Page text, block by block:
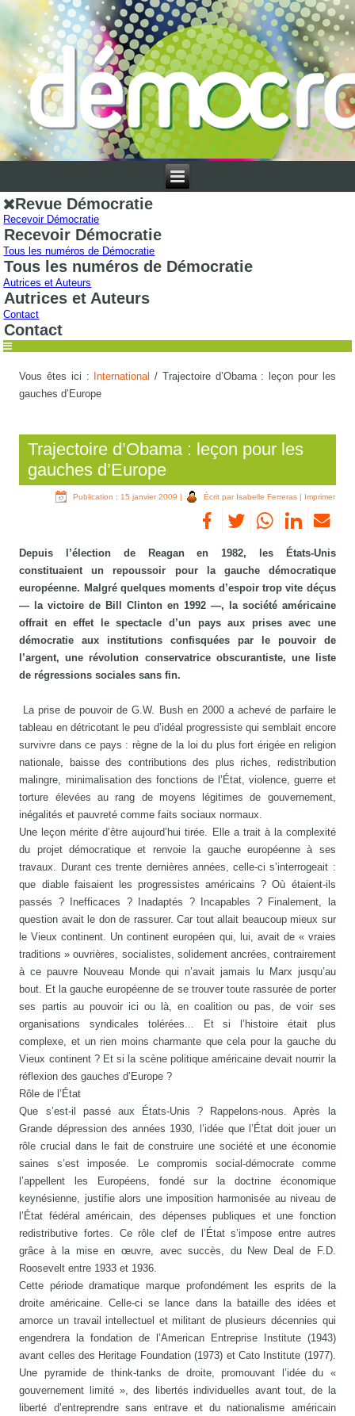
Revue Démocratie
Recevoir Démocratie
Recevoir Démocratie
Tous les numéros de Démocratie
Tous les numéros de Démocratie
Autrices et Auteurs
Autrices et Auteurs
Contact
Contact
Vous êtes ici : International / Trajectoire d’Obama : leçon pour les
gauches d’Europe
Trajectoire d’Obama : leçon pour les
gauches d’Europe
Publication : 15 janvier 2009 | Écrit par Isabelle Ferreras| Imprimer
Depuis l’élection de Reagan en 1982, les États-Unis
constituaient un repoussoir pour la gauche démocratique
européenne. Malgré quelques moments d’espoir trop vite déçus
— la victoire de Bill Clinton en 1992 —, la société américaine
offrait en effet le spectacle d’un pays aux prises avec une
démocratie aux institutions confisquées par le pouvoir de
l’argent, une révolution conservatrice obscurantiste, une liste
de régressions sociales sans fin.
La prise de pouvoir de G.W. Bush en 2000 a achevé de parfaire le
tableau en détricotant le peu d’idéal progressiste qui semblait encore
survivre dans ce pays : règne de la loi du plus fort érigée en religion
nationale, baisse des contributions des plus riches, redistribution
malingre, minimalisation des fonctions de l’État, violence, guerre et
torture élevées au rang de moyens légitimes de gouvernement,
inégalités et pauvreté comme faits sociaux normaux.
Une leçon mérite d’être aujourd’hui tirée. Elle a trait à la complexité
du projet démocratique et renvoie la gauche européenne à ses
travaux. Durant ces trente dernières années, celle-ci s’interrogeait :
que diable faisaient les progressistes américains ? Où étaient-ils
passés ? Inefficaces ? Inadaptés ? Incapables ? Finalement, la
question avait le don de rassurer. Car tout allait beaucoup mieux sur
le Vieux continent. Un continent européen qui, lui, avait de « vraies
traditions » ouvrières, socialistes, solidement ancrées, contrairement
à ce pauvre Nouveau Monde qui n’avait jamais lu Marx jusqu’au
bout. Et la gauche européenne de se trouver toute rassurée de porter
ses partis au pouvoir ici ou là, en coalition ou pas, de voir ses
organisations syndicales tolérées... Et si l’histoire était plus
complexe, et un rien moins charmante que cela pour la gauche du
Vieux continent ? Et si la scène politique américaine devait nourrir la
réflexion des gauches d’Europe ?
Rôle de l’État
Que s’est-il passé aux États-Unis ? Rappelons-nous. Après la
Grande dépression des années 1930, l’idée que l’État doit jouer un
rôle crucial dans le fait de construire une société et une économie
saines s’est imposée. Le compromis social-démocrate comme
l’appellent les Européens, fondé sur la doctrine économique
keynésienne, justifie alors une imposition harmonisée au niveau de
l’État fédéral américain, des dépenses publiques et une fonction
redistributive fortes. Ce rôle clef de l’État s’impose entre autres
grâce à la mise en œuvre, avec succès, du New Deal de F.D.
Roosevelt entre 1933 et 1936.
Cette période dramatique marque profondément les esprits de la
droite américaine. Celle-ci se lance dans la bataille des idées et
amorce un travail intellectuel et militant de plusieurs décennies qui
engendrera la fondation de l’American Entreprise Institute (1943)
avant celles des Heritage Foundation (1973) et Cato Institute (1977).
Une pyramide de think-tanks de droite, promouvant l’idée du «
gouvernement limité », des libertés individuelles avant tout, de la
liberté d’entreprendre sans entrave et du nationalisme américain